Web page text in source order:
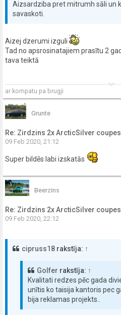
Aizsardziba pret mitrumh sāli un
savaskoti.
Aizej dzerumi izguli
Tad no apsrosinatajiem prasītu 2
tava teiktā
keyboard_arrow_down
ar kompatu pa brugji
Grunte
Re: Zirdzins 2x ArcticSilver coupes
09 Feb 2020, 21:12
Super bildēs labi izskatās
Beerzins
Re: Zirdzins 2x ArcticSilver coupes
09 Feb 2020, 22:12
cipruss18 rakstīja: ↑
Golfer rakstīja: ↑
Kvalitati redzes pēc gada
unītis ko taisija kantoris pec
bija reklamas projekts..